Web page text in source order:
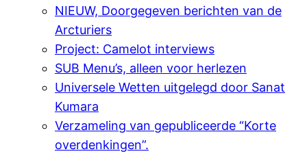
NIEUW, Doorgegeven berichten van de
Arcturiers
Project: Camelot interviews
SUB Menu’s, alleen voor herlezen
Universele Wetten uitgelegd door Sanat
Kumara
Verzameling van gepubliceerde “Korte
overdenkingen”.